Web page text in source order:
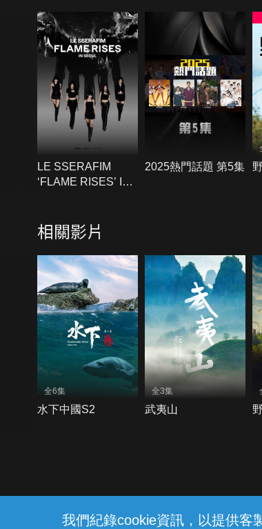
我們紀錄cookie資訊，以提供客
LE SSERAFIM
‘FLAME RISES’ IN
2025熱門話題 第5集
相關影片
全6集
水下中國S2
全3集
武夷山